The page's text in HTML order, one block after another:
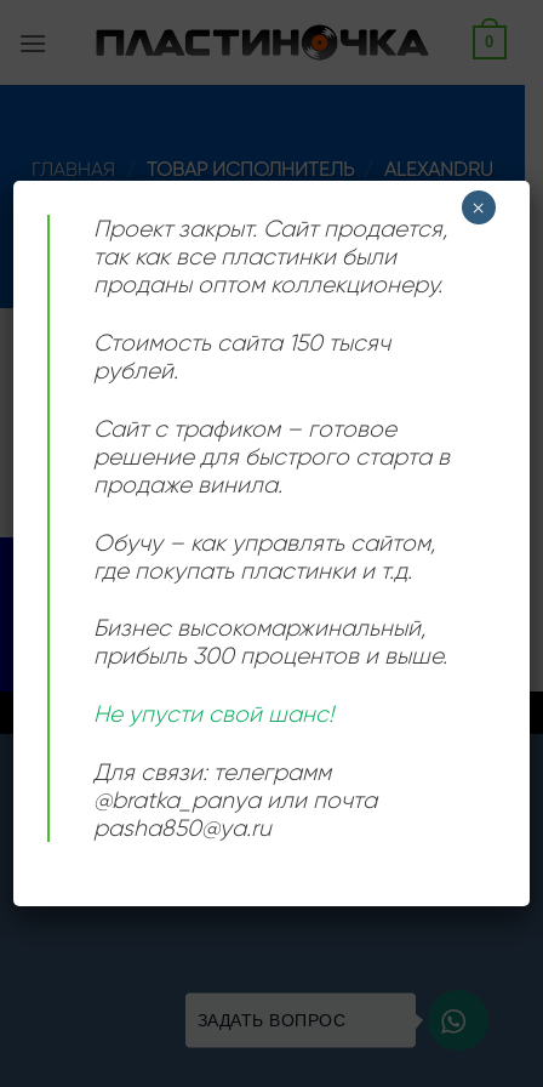
0
ГЛАВНАЯ ТОВАР ИСПОЛНИТЕЛЬ
ALEXANDRU
ФИЛЬТРАЦИЯ
Румынский музыкант родился 13 октября 1954 года в
Брашове.
Товаров, соответствующих вашему запросу, не
обнаружено.
Visa PayPal Stripe MasterCard
Delivery
КАТАЛОГ
Copyright 2026 ©Все права защищены
ЗАДАТЬ ВОПРОС
Новые поступления каждый день
Проект закрыт. Сайт продается,
так как все пластинки были
проданы оптом коллекционеру.
Стоимость сайта 150 тысяч
рублей.
Сайт с трафиком – готовое
решение для быстрого старта в
продаже винила.
Обучу – как управлять сайтом,
где покупать пластинки и т.д.
Бизнес высокомаржинальный,
прибыль 300 процентов и выше.
Не упусти свой шанс!
Для связи: телеграмм
@bratka_panya или почта
pasha850@ya.ru
×